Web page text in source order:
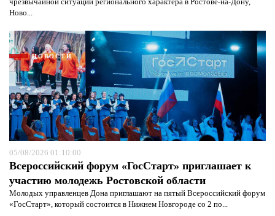
Ново...
НОВОСТИ
05/08/2026 01:10:00
Всероссийский форум «ГосСтарт» приглашает к
участию молодежь Ростовской области
Молодых управленцев Дона приглашают на пятый Всероссийский форум
«ГосСтарт», который состоится в Нижнем Новгороде со 2 по...
Я согласен с политикой конфиденциальности и
защиты информации*
Я согласен сполитикой конфиденциальности и
защиты информации*